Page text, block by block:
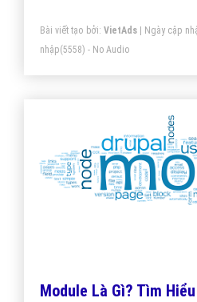
hình dạng song song.
động, phân phối tốc độ nhanh
nói cách khác là chúng dùng
Bài viết tạo bởi: VietAds| Ngày cập
nhập(5558) - No Audio
Module Là Gì? Tìm